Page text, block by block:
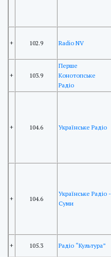
+ 102.9 Radio NV
+ 103.9
Перше
Конотопське
Радіо
+ 104.6 Українське Радіо
+ 104.6
Українське Радіо -
Суми
+ 105.3 Радіо “Культура”